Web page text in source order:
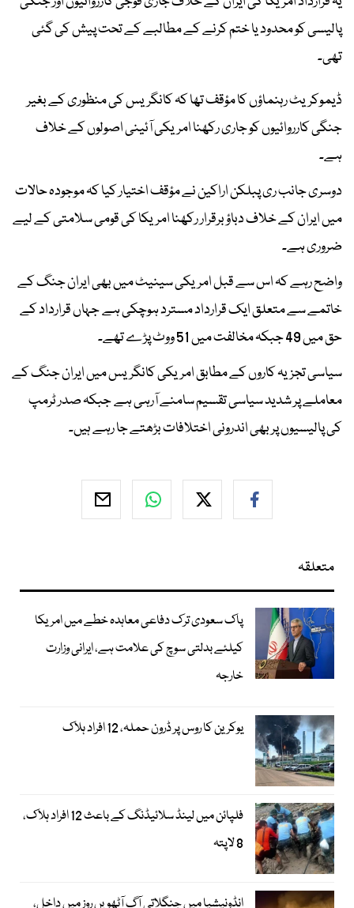
پالیسی کو محدود یا ختم کرنے کے مطالبے کے تحت پیش کی گئی
تھی۔
ڈیموکریٹ رہنماؤں کا مؤقف تھا کہ کانگریس کی منظوری کے بغیر
جنگی کارروائیوں کو جاری رکھنا امریکی آئینی اصولوں کے خلاف
ہے۔
دوسری جانب ری پبلکن اراکین نے مؤقف اختیار کیا کہ موجودہ حالات
میں ایران کے خلاف دباؤ برقرار رکھنا امریکا کی قومی سلامتی کے لیے
ضروری ہے۔
واضح رہے کہ اس سے قبل امریکی سینیٹ میں بھی ایران جنگ کے
خاتمے سے متعلق ایک قرارداد مسترد ہوچکی ہے جہاں قرارداد کے
حق میں 49 جبکہ مخالفت میں 51 ووٹ پڑے تھے۔
سیاسی تجزیہ کاروں کے مطابق امریکی کانگریس میں ایران جنگ کے
معاملے پر شدید سیاسی تقسیم سامنے آرہی ہے جبکہ صدر ٹرمپ
کی پالیسیوں پر بھی اندرونی اختلافات بڑھتے جا رہے ہیں۔
متعلقہ
پاک سعودی ترک دفاعی معاہدہ خطے میں امریکا
کیلئے بدلتی سوچ کی علامت ہے، ایرانی وزارت
خارجہ
یوکرین کا روس پر ڈرون حملہ، 12 افراد ہلاک
فلپائن میں لینڈ سلائیڈنگ کے باعث 12 افراد ہلاک،
8 لاپتہ
انڈونیشیا میں جنگلاتی آگ آٹھویں روز میں داخل،